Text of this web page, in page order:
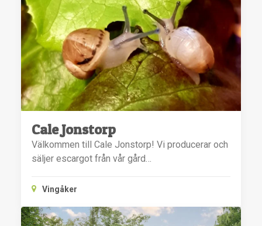
Cale Jonstorp
Välkommen till Cale Jonstorp! Vi producerar och
säljer escargot från vår gård…
Vingåker